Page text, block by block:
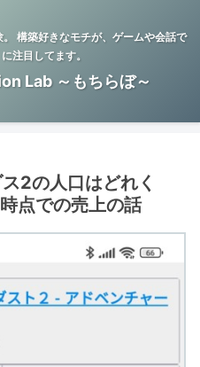
構築好きなモチが、ゲームや会話で
注目してます。
Lab ～もちらぼ～
2の人口はどれく
点での売上の話